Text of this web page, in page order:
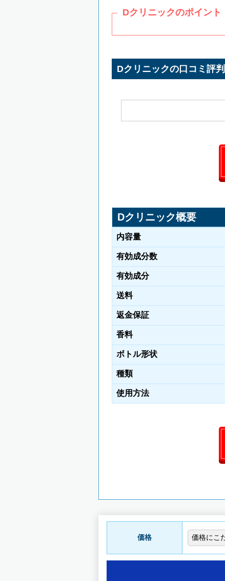
Dクリニックのポイント
Dクリニックの口コミ評判
Dクリニック概要
内容量
有効成分数
有効成分
送料
返金保証
香料
ボトル形状
種類
使用方法
価格